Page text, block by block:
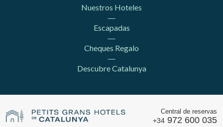
Nuestros Hoteles
Escapadas
Cheques Regalo
Descubre Catalunya
Central de reservas
+34 972 600 035